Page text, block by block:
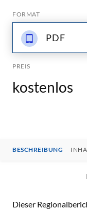
FORMAT
PDF
PREIS
kostenlos
BESCHREIBUNG
Dieser